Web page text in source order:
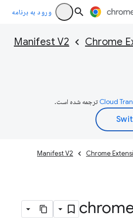
ورود به برنامه
Chrome
Manifest V2
ترجمه شده است.
Chrome
Manifest V2